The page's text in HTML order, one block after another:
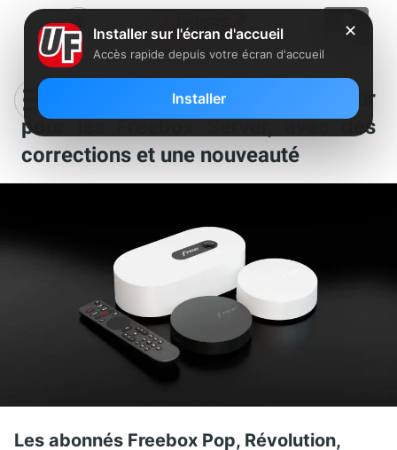
Free lance une nouvelle mise à jour
pour les Freebox Server, avec des
corrections et une nouveauté
Les abonnés Freebox Pop, Révolution,
✕
Installer sur l'écran d'accueil
Accès rapide depuis votre écran d'accueil
Installer